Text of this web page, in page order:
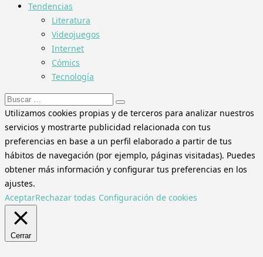
Tendencias
Literatura
Videojuegos
Internet
Cómics
Tecnología
Buscar:
Utilizamos cookies propias y de terceros para analizar nuestros
servicios y mostrarte publicidad relacionada con tus
preferencias en base a un perfil elaborado a partir de tus
hábitos de navegación (por ejemplo, páginas visitadas). Puedes
obtener más información y configurar tus preferencias en los
ajustes.
AceptarRechazar todas Configuración de cookies
Cerrar